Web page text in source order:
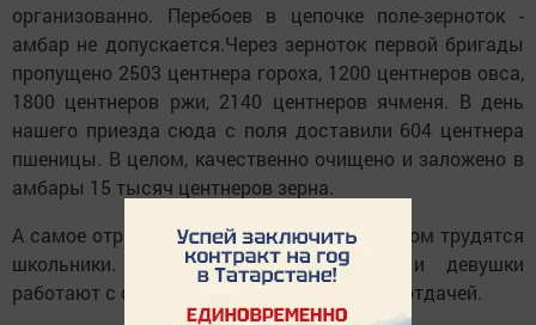
организованно. Перебоев в цепочке поле-зерноток -
амбар не допускается.Через зерноток первой бригады
пропущено 2503 центнера гороха, 1200 центнеров овса,
1800 центнеров ржи, 2140 центнеров ячменя. В день
нашего приезда сюда с поля доставили 604 центнера
пшеницы. В целом, качественно очищено и заложено в
амбары 15 тысяч центнеров зерна.
А самое отрадное, здесь с молодым задором трудятся
школьники. Чувствуется, что юноши и девушки
работают с огромной ответственностью и отдачей.